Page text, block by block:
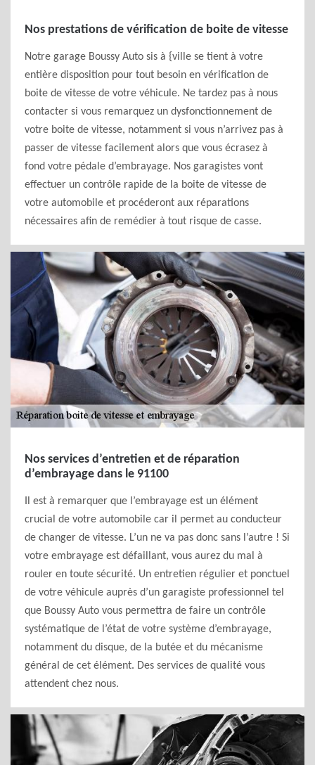
Nos prestations de vérification de boite de vitesse
Notre garage Boussy Auto sis à {ville se tient à votre
entière disposition pour tout besoin en vérification de
boite de vitesse de votre véhicule. Ne tardez pas à nous
contacter si vous remarquez un dysfonctionnement de
votre boite de vitesse, notamment si vous n’arrivez pas à
passer de vitesse facilement alors que vous écrasez à
fond votre pédale d’embrayage. Nos garagistes vont
effectuer un contrôle rapide de la boite de vitesse de
votre automobile et procéderont aux réparations
nécessaires afin de remédier à tout risque de casse.
Nos services d’entretien et de réparation
d’embrayage dans le 91100
Il est à remarquer que l’embrayage est un élément
crucial de votre automobile car il permet au conducteur
de changer de vitesse. L’un ne va pas donc sans l’autre ! Si
votre embrayage est défaillant, vous aurez du mal à
rouler en toute sécurité. Un entretien régulier et ponctuel
de votre véhicule auprès d’un garagiste professionnel tel
que Boussy Auto vous permettra de faire un contrôle
systématique de l’état de votre système d’embrayage,
notamment du disque, de la butée et du mécanisme
général de cet élément. Des services de qualité vous
attendent chez nous.